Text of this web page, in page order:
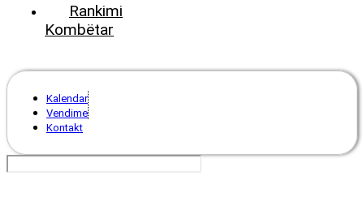
Rankimi
Kombëtar
Kalendar
Vendime
Kontakt